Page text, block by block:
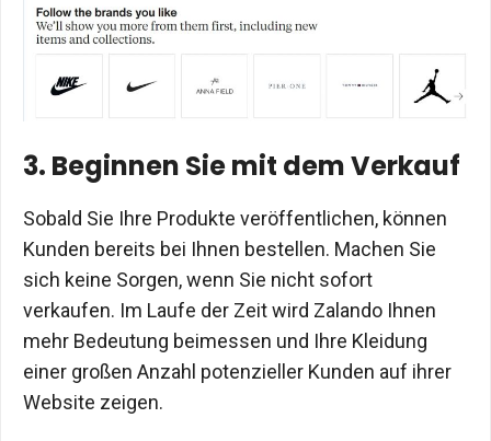
3. Beginnen Sie mit dem Verkauf
Sobald Sie Ihre Produkte veröffentlichen, können
Kunden bereits bei Ihnen bestellen. Machen Sie
sich keine Sorgen, wenn Sie nicht sofort
verkaufen. Im Laufe der Zeit wird Zalando Ihnen
mehr Bedeutung beimessen und Ihre Kleidung
einer großen Anzahl potenzieller Kunden auf ihrer
Website zeigen.